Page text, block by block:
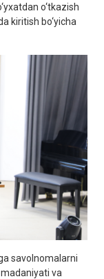
o‘tkazish
kiritish bo‘yicha
savolnomalarni
va